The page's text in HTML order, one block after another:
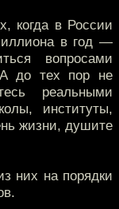
когда в России
в год —
вопросами
до тех пор не
реальными
институты,
жизни, душите
них на порядки